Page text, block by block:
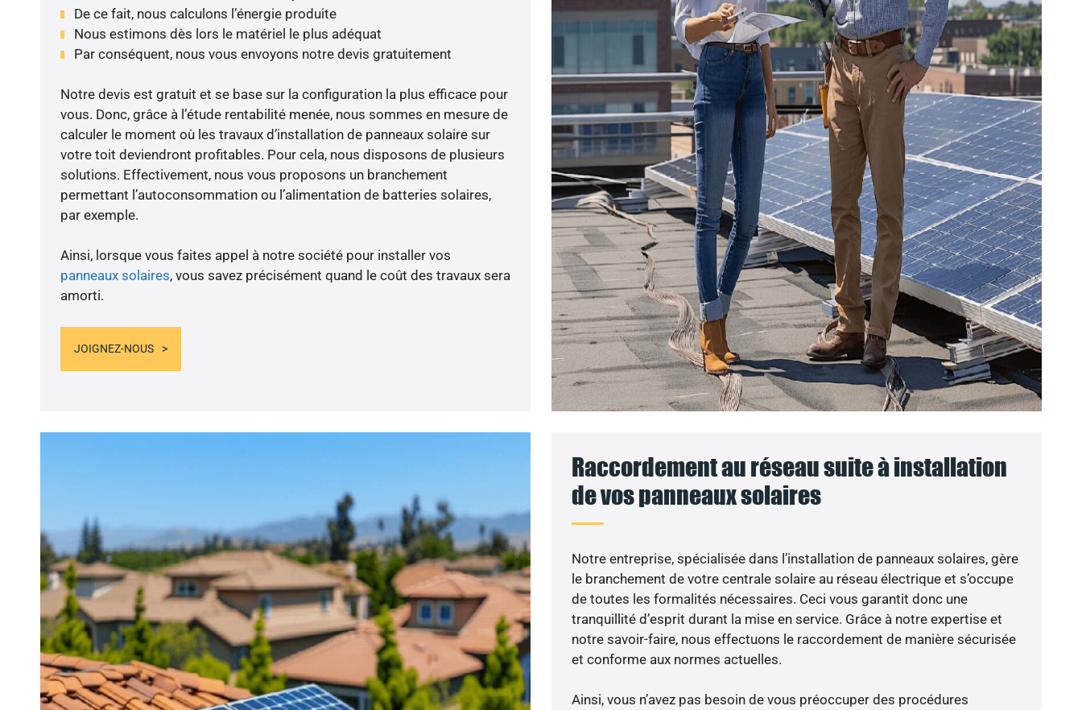
De ce fait, nous calculons l’énergie produite
Nous estimons dès lors le matériel le plus adéquat
Par conséquent, nous vous envoyons notre devis gratuitement
Notre devis est gratuit et se base sur la configuration la plus efficace pour
vous. Donc, grâce à l’étude rentabilité menée, nous sommes en mesure de
calculer le moment où les travaux d’installation de panneaux solaire sur
votre toit deviendront profitables. Pour cela, nous disposons de plusieurs
solutions. Effectivement, nous vous proposons un branchement
permettant l’autoconsommation ou l’alimentation de batteries solaires,
par exemple.
Ainsi, lorsque vous faites appel à notre société pour installer vos
panneaux solaires, vous savez précisément quand le coût des travaux sera
amorti.
JOIGNEZ-NOUS
Raccordement au réseau suite à installation
de vos panneaux solaires
Notre entreprise, spécialisée dans l’installation de panneaux solaires, gère
le branchement de votre centrale solaire au réseau électrique et s’occupe
de toutes les formalités nécessaires. Ceci vous garantit donc une
tranquillité d’esprit durant la mise en service. Grâce à notre expertise et
notre savoir-faire, nous effectuons le raccordement de manière sécurisée
et conforme aux normes actuelles.
Ainsi, vous n’avez pas besoin de vous préoccuper des procédures